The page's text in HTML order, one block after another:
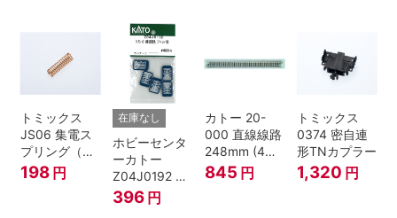
トミックス
JS06 集電ス
プリング（Ｌ
=7.5mm・4個
入） 鉄道模型
198 円
在庫なし
ホビーセンタ
ーカトー
Z04J0192 ク
モハ115 横須
賀色 ジャンパ
396 円
カトー 20-
000 直線線路
248mm (4本
入) Nゲージ
845 円
トミックス
0374 密自連
形TNカプラー
1,320 円